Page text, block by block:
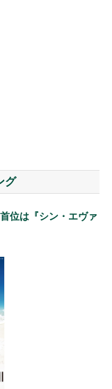
グ
位は『シン・エヴァ